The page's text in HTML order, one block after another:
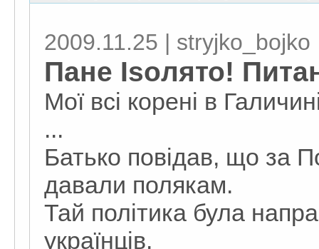
2009.11.25 | stryjko_bojko
Пане Isoлято!
Мої всі корені в
...
Батько повідав, що за
давали полякам.
Тай політика була
українців.